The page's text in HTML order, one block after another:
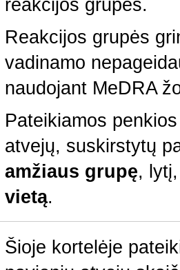
reakcijos grupes.
Reakcijos grupės
vadinamo
naudojant MeDRA
Pateikiamos
atvejų, suskirstytų
amžiaus grupę,
vietą.
Šioje kortelėje